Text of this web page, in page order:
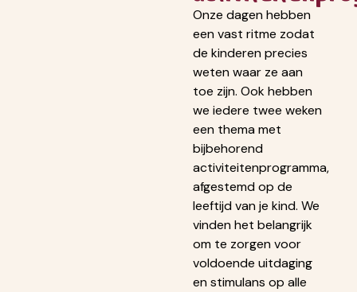
Onze dagen hebben
een vast ritme zodat
de kinderen precies
weten waar ze aan
toe zijn. Ook hebben
we iedere twee weken
een thema met
bijbehorend
activiteitenprogramma,
afgestemd op de
leeftijd van je kind. We
vinden het belangrijk
om te zorgen voor
voldoende uitdaging
en stimulans op alle